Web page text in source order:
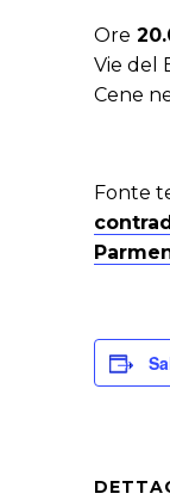
Ore
Vie del
Cene
Fonte